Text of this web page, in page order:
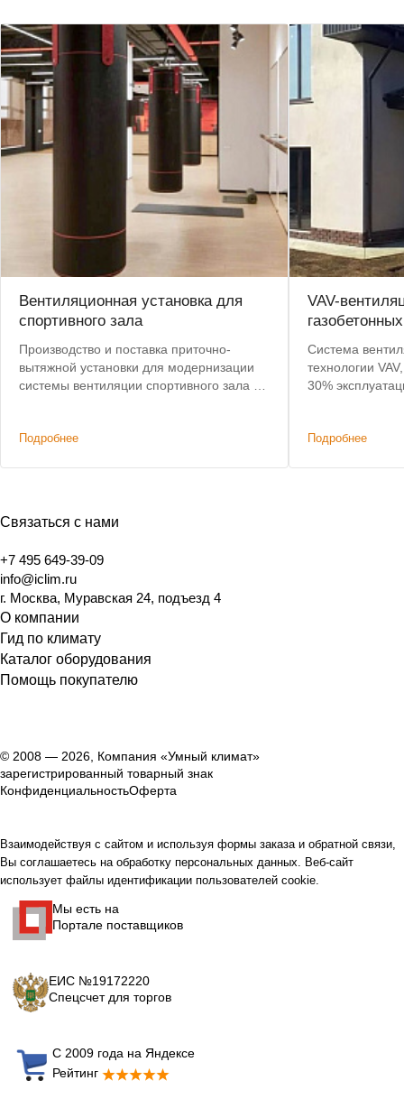
Вентиляционная установка для
спортивного зала
Производство и поставка приточно-
вытяжной установки для модернизации
системы вентиляции спортивного зала в
Подробнее
VAV-
Система
технологии
30%
Подробнее
Связаться с нами
+7 495 649-39-09
info@iclim.ru
г. Москва, Муравская 24, подъезд 4
О компании
Гид по климату
Каталог оборудования
Помощь покупателю
© 2008 — 2026, Компания «Умный климат»
зарегистрированный товарный знак
КонфиденциальностьОферта
Взаимодействуя с сайтом и используя формы заказа и обратной связи,
Вы соглашаетесь на обработку персональных данных. Веб-сайт
использует файлы идентификации пользователей cookie.
Мы есть на
Портале поставщиков
ЕИС №19172220
Спецсчет для торгов
С 2009 года на Яндексе
Рейтинг